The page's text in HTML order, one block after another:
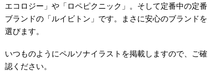
エコロジー」や「ロペピクニック」。そして定番中の定番
ブランドの「ルイビトン」です。まさに安心のブランドを
選びます。
いつものようにペルソナイラストを掲載しますので、ご確
認ください。